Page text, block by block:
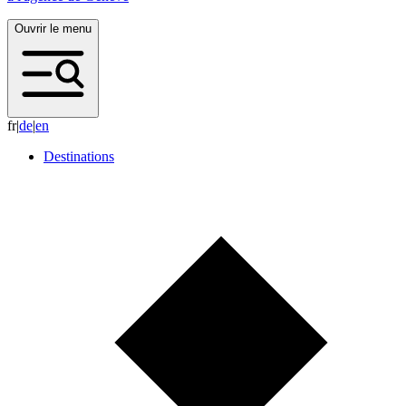
Ouvrir le menu
fr|de|en
Destinations